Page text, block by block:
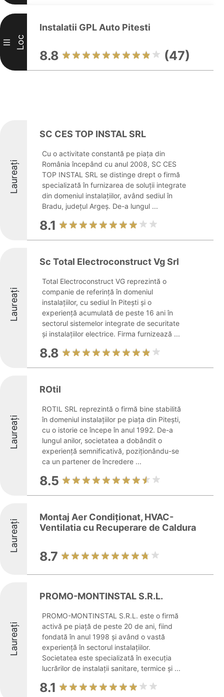
III Loc
Instalatii GPL Auto Pitesti
8.8 (47)
Laureați
SC CES TOP INSTAL SRL
Cu o activitate constantă pe piața din
România începând cu anul 2008, SC CES
TOP INSTAL SRL se distinge drept o firmă
specializată în furnizarea de soluții integrate
din domeniul instalațiilor, având sediul în
Bradu, județul Argeș. De-a lungul ...
8.1
Laureați
Sc Total Electroconstruct Vg Srl
Total Electroconstruct VG reprezintă o
companie de referință în domeniul
instalațiilor, cu sediul în Pitești și o
experiență acumulată de peste 16 ani în
sectorul sistemelor integrate de securitate
și instalațiilor electrice. Firma furnizează ...
8.8
Laureați
ROtil
ROTIL SRL reprezintă o firmă bine stabilită
în domeniul instalațiilor pe piața din Pitești,
cu o istorie ce începe în anul 1992. De-a
lungul anilor, societatea a dobândit o
experiență semnificativă, poziționându-se
ca un partener de încredere ...
8.5
Laureați
Montaj Aer Condiționat, HVAC-
Ventilatia cu Recuperare de Caldura
8.7
Laureați
PROMO-MONTINSTAL S.R.L.
PROMO-MONTINSTAL S.R.L. este o firmă
activă pe piață de peste 20 de ani, fiind
fondată în anul 1998 și având o vastă
experiență în sectorul instalațiilor.
Societatea este specializată în execuția
lucrărilor de instalații sanitare, termice și ...
8.1